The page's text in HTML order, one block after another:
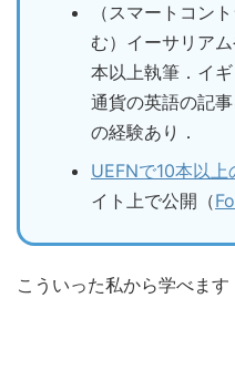
（スマートコン
む）イーサリア
本以上執筆．イ
通貨の英語の記
の経験あり．
UEFNで10本以上
イト上で公開（
こういった私から学べます